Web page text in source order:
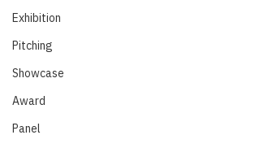
Exhibition
Pitching
Showcase
Award
Panel